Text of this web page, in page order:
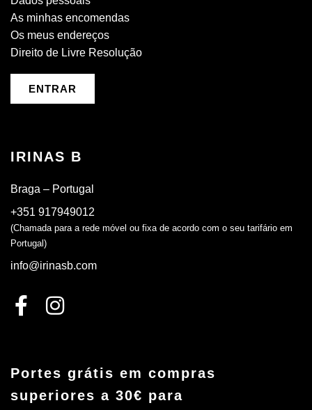
As minhas encomendas
Os meus endereços
Direito de Livre Resolução
ENTRAR
IRINAS B
Braga – Portugal
+351 917949012
(Chamada para a rede móvel ou fixa de acordo com o seu tarifário em
Portugal)
info@irinasb.com
Portes grátis em compras
superiores a 30€ para